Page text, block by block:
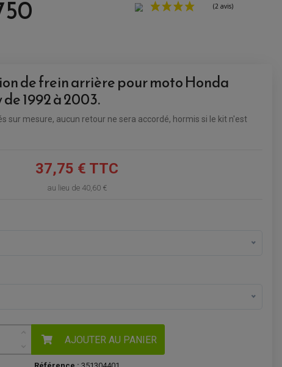
VOIR LE PANIER
de frein arrière pour moto Honda
1992 à 2003.
sur mesure, aucun retour ne sera accordé, hormis si le kit n'est
37,75 € TTC
au lieu de 40,60 €
AJOUTER AU PANIER